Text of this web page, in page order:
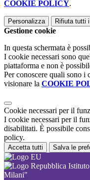
COOKIE POLICY.
Personalizza Rifiuta tutti
Gestione cookie
In questa schermata è
I cookie necessari sono
piattaforma e non è
Per conoscere quali sono i
visionare la COOKIE
Cookie necessari per il
I cookie necessari per il
disabilitati. È possibile
policy.
Accetta tutti Salva le
Milani"